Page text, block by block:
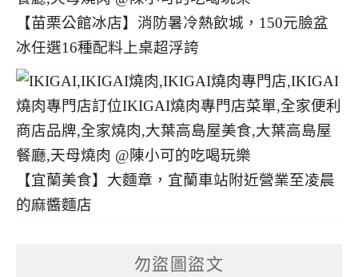
【苗栗公館冰店】消防暑冷熱飲城，150元臉盆
冰任選16種配料上桌超浮誇
【宜蘭美食】大麵章，宜蘭車站附近營業至凌晨
的麻醬麵店
勿盜圖盜文